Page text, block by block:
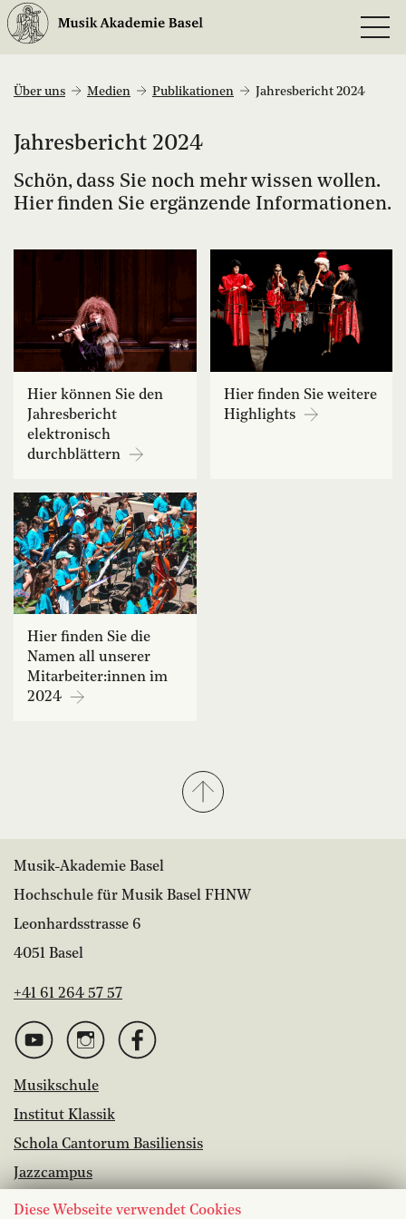
Über uns Medien Publikationen Jahresbericht 2024
Jahresbericht 2024
Schön, dass Sie noch mehr wissen wollen.
Hier finden Sie ergänzende Informationen.
Hier können Sie den
Jahresbericht
elektronisch
durchblättern
Hier finden Sie weitere
Highlights
Hier finden Sie die
Namen all unserer
Mitarbeiter:innen im
2024
Musik-Akademie Basel
Hochschule für Musik Basel FHNW
Leonhardsstrasse 6
4051 Basel
+41 61 264 57 57
Musikschule
Institut Klassik
Schola Cantorum Basiliensis
Jazzcampus
Bibliothek
Diese Webseite verwendet Cookies